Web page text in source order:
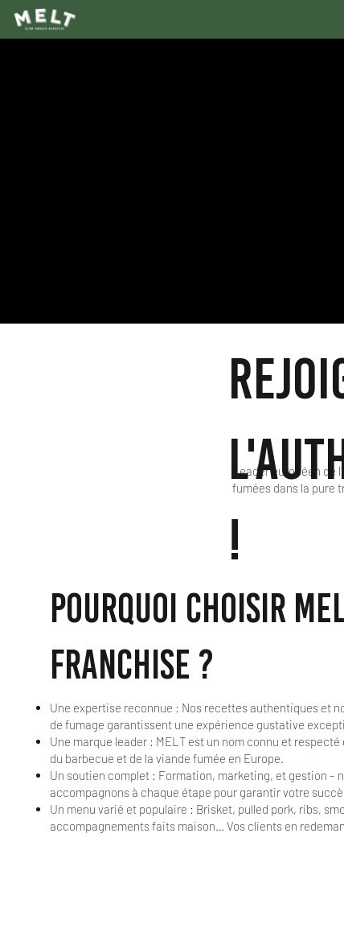
!
Leader européen de
fumées dans la pure
Pourquoi choisir
franchise ?
Une expertise reconnue : Nos recettes authentiques et
de fumage garantissent une expérience gustative
Une marque leader : MELT est un nom connu et respecté
du barbecue et de la viande fumée en Europe.
Un soutien complet : Formation, marketing, et gestion –
accompagnons à chaque étape pour garantir votre
Un menu varié et populaire : Brisket, pulled pork, ribs,
accompagnements faits maison… Vos clients en